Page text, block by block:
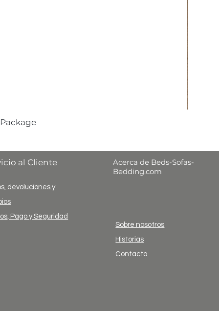
al Cliente
devoluciones y
Pago y Seguridad
Acerca de Beds-Sofas-
Bedding.com
Sobre nosotros
Historias
Contacto